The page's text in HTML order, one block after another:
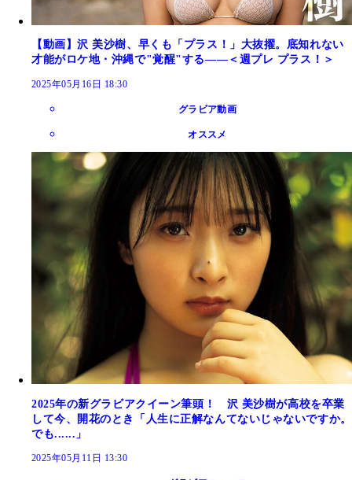
【動画】沢 美沙樹、早くも「プラス！」大抜擢。底知れない
才能がロケ地・沖縄で"覚醒"する――＜週プレ プラス！＞
2025年05月16日 18:30
グラビア動画
オススメ
2025年の新グラビアクイーン筆頭！ 沢 美沙樹が高校を卒業
して今、開花のとき「人生に正解なんてないじゃないですか。
でも......」
2025年05月11日 13:30